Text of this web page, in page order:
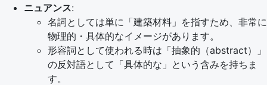
ニュアンス:
名詞としては単に「建築材料」を指すため、非常に
物理的・具体的なイメージがあります。
形容詞として使われる時は「抽象的（abstract）」
の反対語として「具体的な」という含みを持ちま
す。